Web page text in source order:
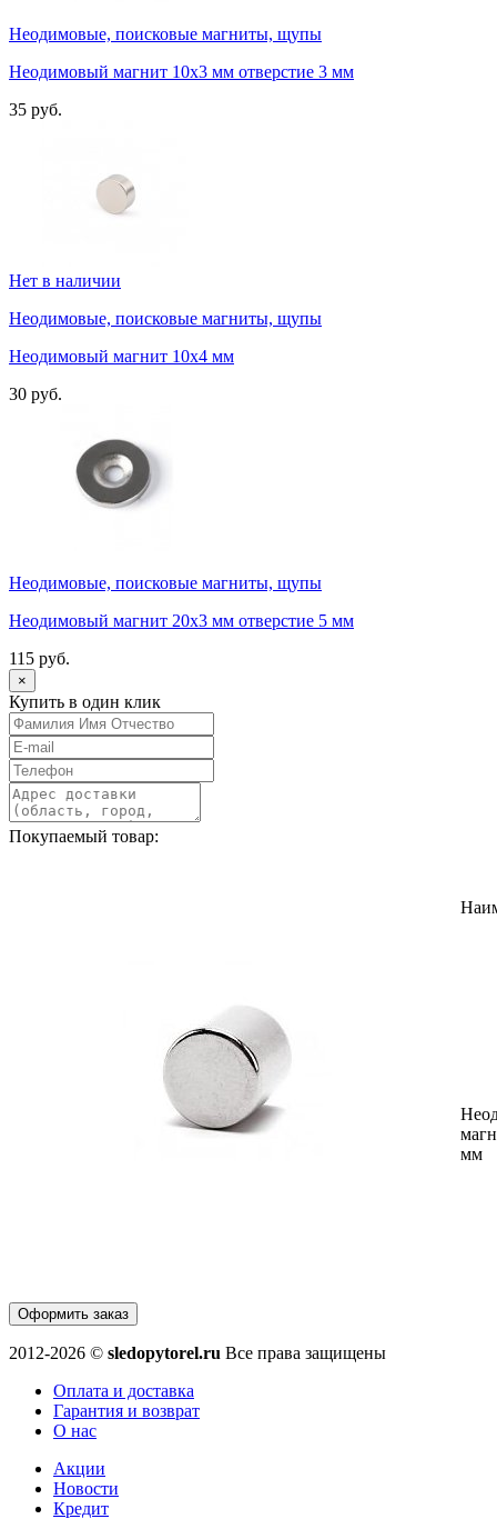
Неодимовые, поисковые магниты, щупы
Неодимовый магнит 10х3 мм отверстие 3 мм
35 руб.
Нет в наличии
Неодимовые, поисковые магниты, щупы
Неодимовый магнит 10х4 мм
30 руб.
Неодимовые, поисковые магниты, щупы
Неодимовый магнит 20х3 мм отверстие 5 мм
115 руб.
×
Купить в один клик
Покупаемый товар:
мм
Оформить заказ
2012-2026 © sledopytorel.ru Все права защищены
Оплата и доставка
Гарантия и возврат
О нас
Акции
Новости
Кредит